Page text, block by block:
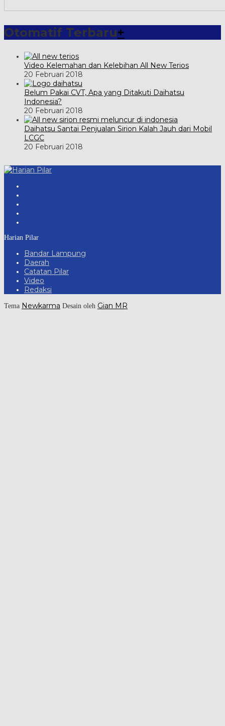
Otomatif Terbaru+
Video Kelemahan dan Kelebihan All New Terios
20 Februari 2018
Belum Pakai CVT, Apa yang Ditakuti Daihatsu
Indonesia?
20 Februari 2018
Daihatsu Santai Penjualan Sirion Kalah Jauh dari Mobil
LCGC
20 Februari 2018
Harian Pilar
Bandar Lampung
Daerah
Catatan Pilar
Video
Redaksi
Tema Newkarma Desain oleh Gian MR